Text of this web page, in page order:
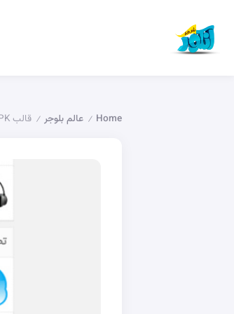
Home
/ عالم بلوجر / قالب Sure APK لتطبيقات الاندرويد